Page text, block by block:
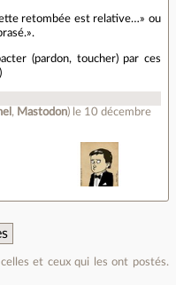
retombée est relative…» ou
(pardon, toucher) par ces
, Mastodon) le 10 décembre
et ceux qui les ont postés.